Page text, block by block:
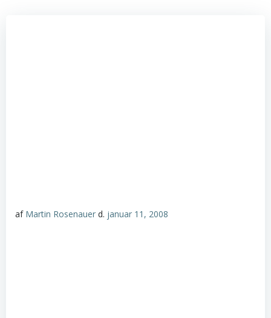
af Martin Rosenauer d. januar 11, 2008